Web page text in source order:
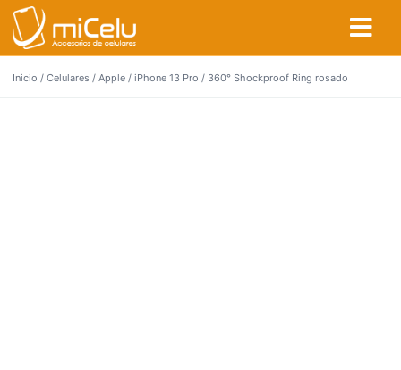
Inicio / Celulares / Apple / iPhone 13 Pro / 360° Shockproof Ring rosado